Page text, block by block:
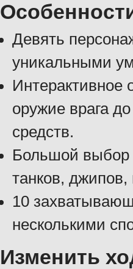
Девять
уникальными
Интерактивное
оружие врага
средств.
Большой выбор
танков, джипов,
10
несколькими
Изменить